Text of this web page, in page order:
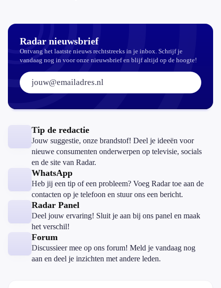
Radar nieuwsbrief
Ontvang het laatste nieuws rechtstreeks in je inbox. Schrijf je
vandaag nog in voor onze nieuwsbrief en blijf altijd op de hoogte!
E-mailadres:
Tip de redactie
Jouw suggestie, onze brandstof! Deel je ideeën voor
nieuwe consumenten onderwerpen op televisie, socials
en de site van Radar.
WhatsApp
Heb jij een tip of een probleem? Voeg Radar toe aan de
contacten op je telefoon en stuur ons een bericht.
Radar Panel
Deel jouw ervaring! Sluit je aan bij ons panel en maak
het verschil!
Forum
Discussieer mee op ons forum! Meld je vandaag nog
aan en deel je inzichten met andere leden.